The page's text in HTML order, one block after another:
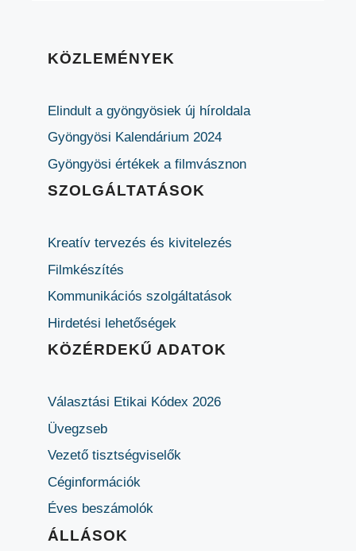
KÖZLEMÉNYEK
Elindult a gyöngyösiek új híroldala
Gyöngyösi Kalendárium 2024
Gyöngyösi értékek a filmvásznon
SZOLGÁLTATÁSOK
Kreatív tervezés és kivitelezés
Filmkészítés
Kommunikációs szolgáltatások
Hirdetési lehetőségek
KÖZÉRDEKŰ ADATOK
Választási Etikai Kódex 2026
Üvegzseb
Vezető tisztségviselők
Céginformációk
Éves beszámolók
ÁLLÁSOK